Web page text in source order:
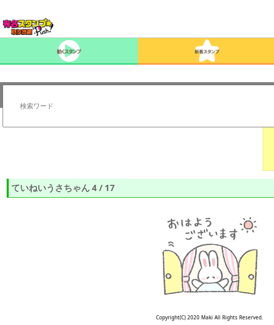
ていねいうさちゃん 4 / 17
Copyright(C) 2020 Maki All Rights Reserved.